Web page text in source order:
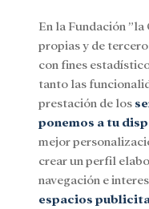
Menu
SocialInvestigación y
En la Fundación
propias y de
con fines
tanto las
prestación de los
ponemos a tu
mejor
crear un perfil
navegación e
espacios